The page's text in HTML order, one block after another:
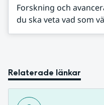
Forskning och
du ska veta vad som
Relaterade länkar